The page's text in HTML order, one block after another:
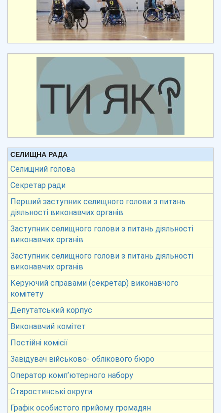
СЕЛИЩНА РАДА
Селищний голова
Секретар ради
Перший заступник селищного голови з питань
діяльності виконавчих органів
Заступник селищного голови з питань діяльності
виконавчих органів
Заступник селищного голови з питань діяльності
виконавчих органів
Керуючий справами (секретар) виконавчого
комітету
Депутатський корпус
Виконавчий комітет
Постійні комісії
Завідувач військово- облікового бюро
Оператор комп’ютерного набору
Старостинські округи
Графік особистого прийому громадян